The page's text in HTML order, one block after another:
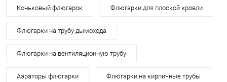
Коньковый флюгарок Флюгарки для плоской кровли
Флюгарки на трубу дымохода
Флюгарки на вентиляционную трубу
Аэраторы флюгарки Флюгарки на кирпичные трубы